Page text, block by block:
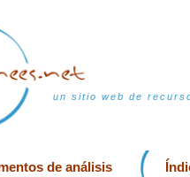
un sitio web de
de análisis